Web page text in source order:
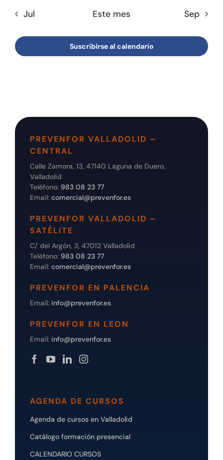
Jul Este mes Sep
Suscribirse al calendario
PREVENFOR VALLADOLID –
CENTRAL
Calle Zamora, 13, 47140 Laguna de Duero,
Valladolid
Teléfono: 983 08 23 77
Email: comercial@prevenfor.es
PREVENFOR VALLADOLID –
SATÉLITE
C/ del Argón, 3, 47012 Valladolid
Teléfono: 983 08 23 77
Email: comercial@prevenfor.es
PREVENFOR EN PALENCIA
Email: info@prevenfor.es
PREVENFOR EN LEON
Email: info@prevenfor.es
AGENDA DE CURSOS
Agenda de cursos en Valladolid
Catálogo formación presencial
CALENDARIO CURSOS